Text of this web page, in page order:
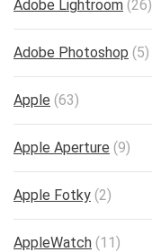
Adobe Lightroom (26)
Adobe Photoshop (5)
Apple (63)
Apple Aperture (9)
Apple Fotky (2)
AppleWatch (11)